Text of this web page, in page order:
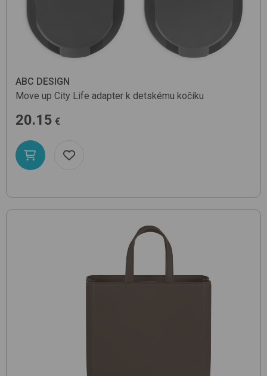
ABC DESIGN
Move up City Life adapter k detskému kočíku
20.15 €